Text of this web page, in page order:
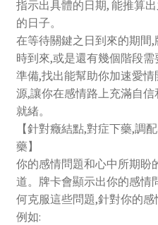
指示出具體的日期, 能推算
的日子。
在等待關鍵之日到來的期間
時到來,或是還有幾個階段
準備,找出能幫助你加速愛
源,讓你在感情路上充滿自
就緒。
【針對癥結點,對症下藥,調
藥】
你的感情問題和心中所期盼
道。牌卡會顯示出你的感情
何克服這些問題,針對你的感
例如: